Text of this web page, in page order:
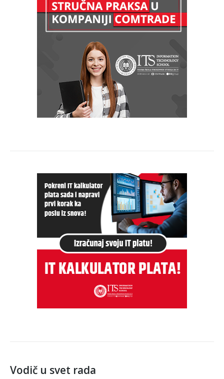
Vodič u svet rada